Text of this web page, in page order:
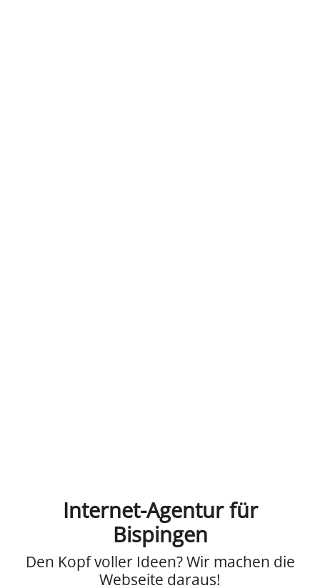
Internet-Agentur für
Bispingen
Den Kopf voller Ideen? Wir machen die
Webseite daraus!